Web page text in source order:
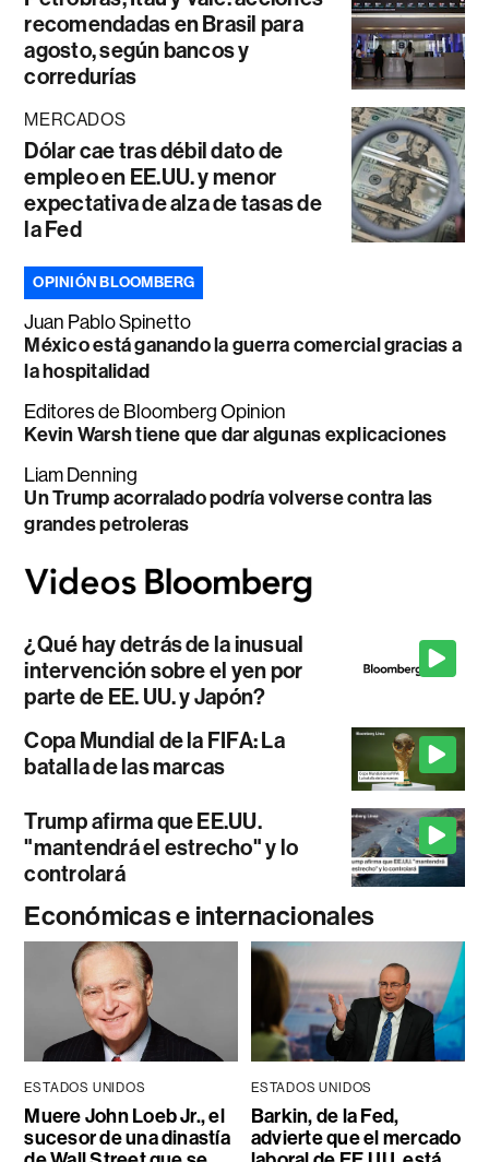
recomendadas en Brasil para
agosto, según bancos y
corredurías
MERCADOS
Dólar cae tras débil dato de
empleo en EE.UU. y menor
expectativa de alza de tasas de
la Fed
OPINIÓN BLOOMBERG
Juan Pablo Spinetto
México está ganando la guerra comercial gracias a
la hospitalidad
Editores de Bloomberg Opinion
Kevin Warsh tiene que dar algunas explicaciones
Liam Denning
Un Trump acorralado podría volverse contra las
grandes petroleras
¿Qué hay detrás de la inusual
intervención sobre el yen por
parte de EE. UU. y Japón?
Copa Mundial de la FIFA: La
batalla de las marcas
Trump afirma que EE.UU.
"mantendrá el estrecho" y lo
controlará
Económicas e internacionales
ESTADOS UNIDOS
Muere John Loeb Jr., el
sucesor de una dinastía
ESTADOS UNIDOS
Barkin, de la Fed,
advierte que el mercado